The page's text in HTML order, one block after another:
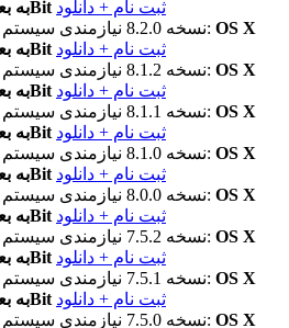
10.11 به بعد و پردازنده 64Bit ثبت نام + دانلود
نسخه 8.2.0نیازمندی سیستم: OS X
10.11 به بعد و پردازنده 64Bit ثبت نام + دانلود
نسخه 8.1.2نیازمندی سیستم: OS X
10.11 به بعد و پردازنده 64Bit ثبت نام + دانلود
نسخه 8.1.1نیازمندی سیستم: OS X
10.11 به بعد و پردازنده 64Bit ثبت نام + دانلود
نسخه 8.1.0نیازمندی سیستم: OS X
10.11 به بعد و پردازنده 64Bit ثبت نام + دانلود
نسخه 8.0.0نیازمندی سیستم: OS X
10.11 به بعد و پردازنده 64Bit ثبت نام + دانلود
نسخه 7.5.2نیازمندی سیستم: OS X
10.11 به بعد و پردازنده 64Bit ثبت نام + دانلود
نسخه 7.5.1نیازمندی سیستم: OS X
10.11 به بعد و پردازنده 64Bit ثبت نام + دانلود
نسخه 7.5.0نیازمندی سیستم: OS X